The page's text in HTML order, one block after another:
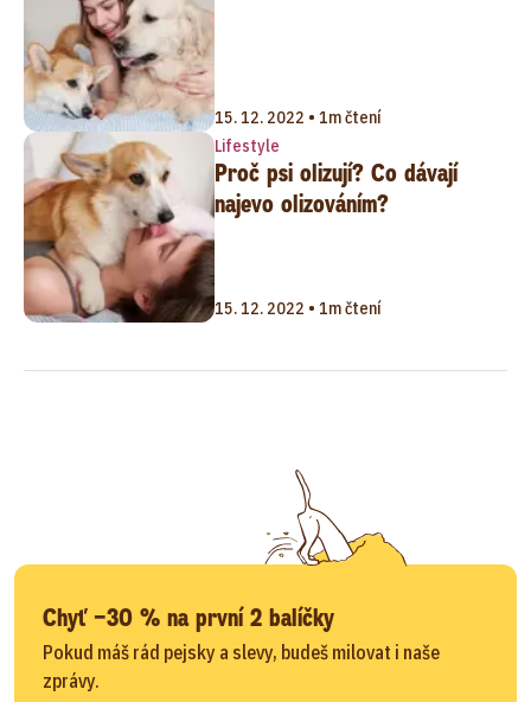
15. 12. 2022 • 1m čtení
Lifestyle
Proč psi olizují? Co dávají
najevo olizováním?
15. 12. 2022 • 1m čtení
Chyť −30 % na první 2 balíčky
Pokud máš rád pejsky a slevy, budeš milovat i naše
zprávy.